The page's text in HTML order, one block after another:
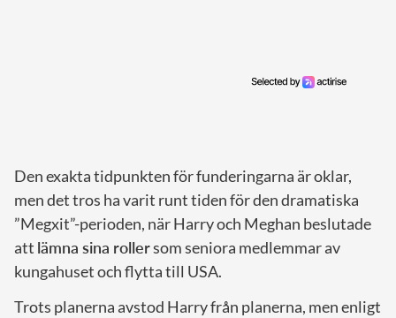
Den exakta tidpunkten för funderingarna är oklar,
men det tros ha varit runt tiden för den dramatiska
”Megxit”-perioden, när Harry och Meghan beslutade
att lämna sina rollersom seniora medlemmar av
kungahuset och flytta till USA.
Trots planerna avstod Harry från planerna, men enligt